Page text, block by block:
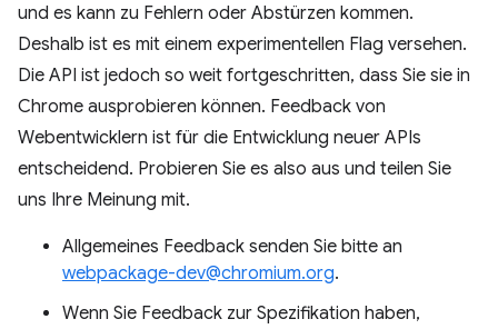
und es kann zu Fehlern oder Abstürzen kommen.
Deshalb ist es mit einem experimentellen Flag versehen.
Die API ist jedoch so weit fortgeschritten, dass Sie sie in
Chrome ausprobieren können. Feedback von
Webentwicklern ist für die Entwicklung neuer APIs
entscheidend. Probieren Sie es also aus und teilen Sie
uns Ihre Meinung mit.
Allgemeines Feedback senden Sie bitte an
webpackage-dev@chromium.org.
Wenn Sie Feedback zur Spezifikation haben,